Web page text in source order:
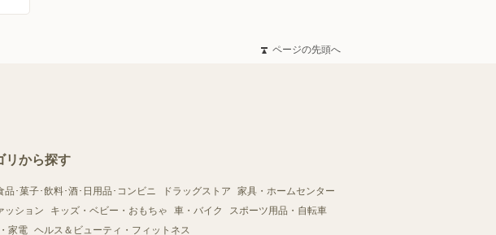
ページの先頭へ
リから探す
品･菓子･飲料･酒･日用品･コンビニ ドラッグストア
家具・ホームセンター
ッション キッズ・ベビー・おもちゃ 車・バイク
スポーツ用品・自転車
家電 ヘルス＆ビューティ・フィットネス